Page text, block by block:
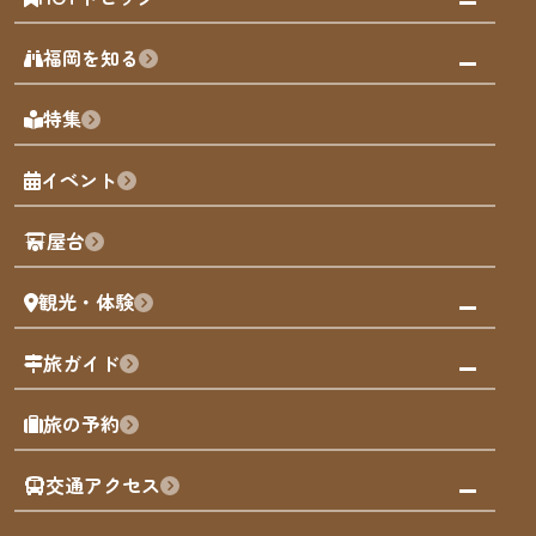
みんなの旅行記
天神エリア
博多旧市街
福岡城
歴史・文化
福岡を知る
福岡の見どころ
福岡の魅力
観光カレンダー
観光PR動画
まち歩き
福岡グルメ
福岡を楽しむ
福岡のアート
福岡のナイトタイム
福岡の歴史・文化
特集
イベント
屋台
観光・体験
観る・遊ぶ
屋台
買う
体験
泊まる
旅ガイド
モデルコース
AIおまかせコース
オリジナルプラン
旅の予約
交通アクセス